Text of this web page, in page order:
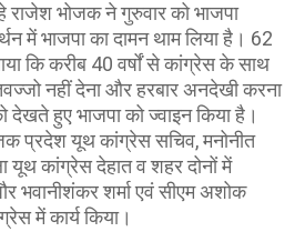
राजेश भोजक ने गुरुवार को भाजपा
में भाजपा का दामन थाम लिया है। 62
कि करीब 40 वर्षों से कांग्रेस के साथ
नहीं देना और हरबार अनदेखी करना
हुए भाजपा को ज्वाइन किया है।
प्रदेश यूथ कांग्रेस सचिव, मनोनीत
यूथ कांग्रेस देहात व शहर दोनों में
भवानीशंकर शर्मा एवं सीएम अशोक
में कार्य किया।